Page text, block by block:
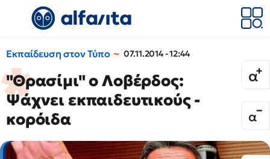
Εκπαίδευση στον Τύπο 07.11.2014 - 12:44
"Θρασίμι" ο Λοβέρδος:
Ψάχνει εκπαιδευτικούς -
κορόιδα